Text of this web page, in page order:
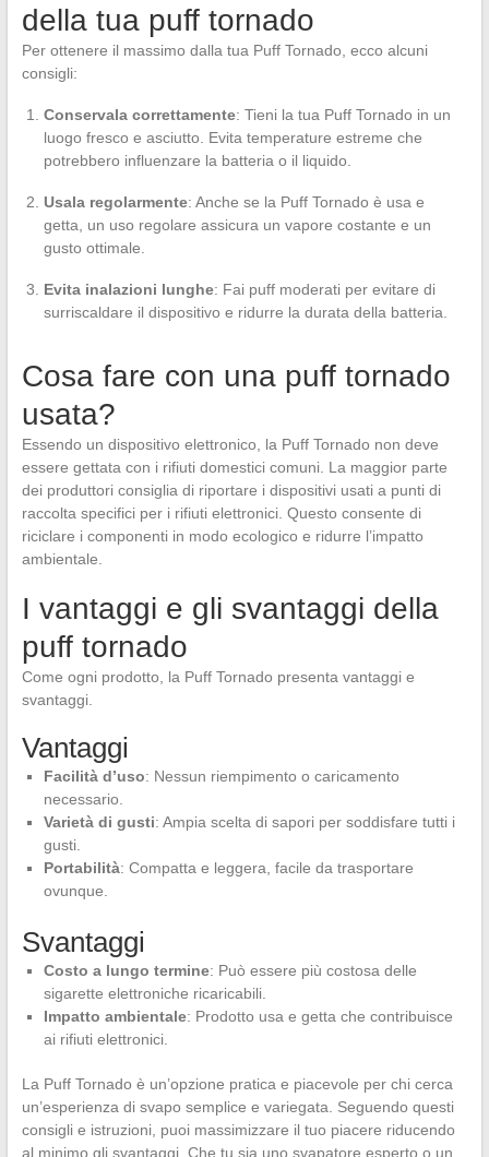
della tua puff tornado
Per ottenere il massimo dalla tua Puff Tornado, ecco alcuni
consigli:
Conservala correttamente: Tieni la tua Puff Tornado in un
luogo fresco e asciutto. Evita temperature estreme che
potrebbero influenzare la batteria o il liquido.
Usala regolarmente: Anche se la Puff Tornado è usa e
getta, un uso regolare assicura un vapore costante e un
gusto ottimale.
Evita inalazioni lunghe: Fai puff moderati per evitare di
surriscaldare il dispositivo e ridurre la durata della batteria.
Cosa fare con una puff tornado
usata?
Essendo un dispositivo elettronico, la Puff Tornado non deve
essere gettata con i rifiuti domestici comuni. La maggior parte
dei produttori consiglia di riportare i dispositivi usati a punti di
raccolta specifici per i rifiuti elettronici. Questo consente di
riciclare i componenti in modo ecologico e ridurre l’impatto
ambientale.
I vantaggi e gli svantaggi della
puff tornado
Come ogni prodotto, la Puff Tornado presenta vantaggi e
svantaggi.
Vantaggi
Facilità d’uso: Nessun riempimento o caricamento
necessario.
Varietà di gusti: Ampia scelta di sapori per soddisfare tutti i
gusti.
Portabilità: Compatta e leggera, facile da trasportare
ovunque.
Svantaggi
Costo a lungo termine: Può essere più costosa delle
sigarette elettroniche ricaricabili.
Impatto ambientale: Prodotto usa e getta che contribuisce
ai rifiuti elettronici.
La Puff Tornado è un’opzione pratica e piacevole per chi cerca
un’esperienza di svapo semplice e variegata. Seguendo questi
consigli e istruzioni, puoi massimizzare il tuo piacere riducendo
al minimo gli svantaggi. Che tu sia uno svapatore esperto o un